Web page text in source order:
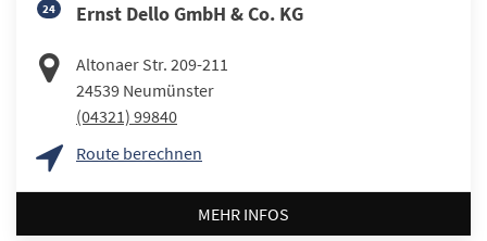
24 Ernst Dello GmbH & Co. KG
Altonaer Str. 209-211
24539 Neumünster
(04321) 99840
Route berechnen
MEHR INFOS